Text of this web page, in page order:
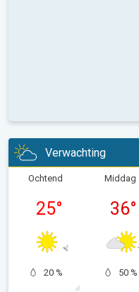
Verwachting
Ochtend
25°
20 %
Middag
36°
50 %